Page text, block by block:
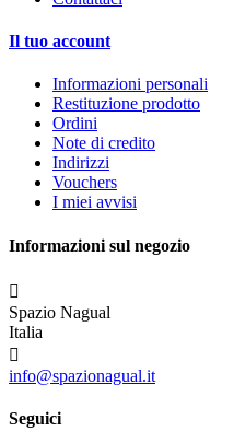
Il tuo account
Informazioni personali
Restituzione prodotto
Ordini
Note di credito
Indirizzi
Vouchers
I miei avvisi
Informazioni sul negozio

Spazio Nagual
Italia

info@spazionagual.it
Seguici